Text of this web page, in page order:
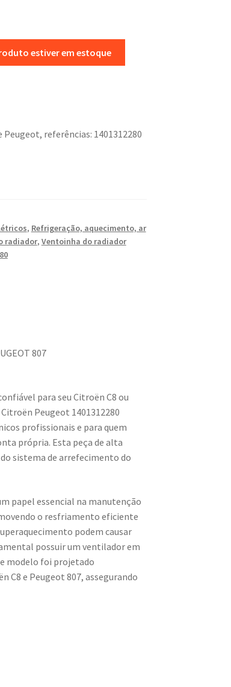
estiver em estoque
Peugeot, referências: 1401312280
, Refrigeração, aquecimento, ar
radiador, Ventoinha do radiador
807
para seu Citroën C8 ou
Peugeot 1401312280
profissionais e para quem
própria. Esta peça de alta
sistema de arrefecimento do
papel essencial na manutenção
o resfriamento eficiente
podem causar
possuir um ventilador em
modelo foi projetado
C8 e Peugeot 807, assegurando